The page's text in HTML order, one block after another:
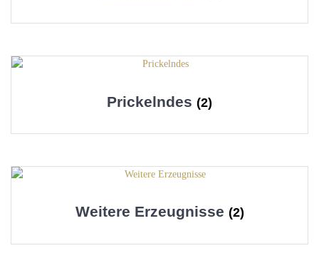
Prickelndes (2)
Weitere Erzeugnisse (2)